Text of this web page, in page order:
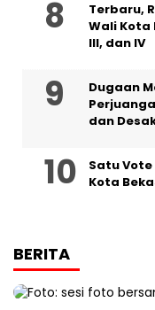
‎Terbaru,
Wali Kota
III, dan IV ‎
‎Dugaan
dan
Satu
Kota
BERITA